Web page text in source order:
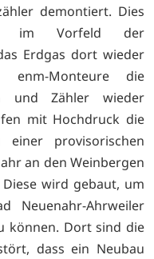
demontiert. Dies
im Vorfeld der
Erdgas dort wieder
Monteure die
und Zähler wieder
mit Hochdruck die
provisorischen
an den Weinbergen
wird gebaut, um
Neuenahr-Ahrweiler
können. Dort sind die
dass ein Neubau